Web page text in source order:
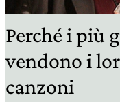
Perché i più
vendono i
canzoni